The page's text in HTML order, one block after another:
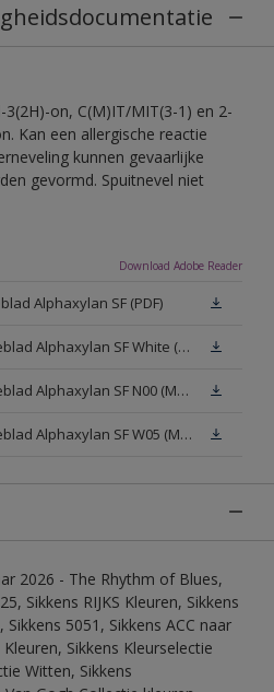
on, C(M)IT/MIT(3-1) en 2-
Kan een allergische reactie
kunnen gevaarlijke
gevormd. Spuitnevel niet
Download Adobe Reader
Alphaxylan SF (PDF)
Veiligheidsinformatieblad Alphaxylan SF White (MSDS)
Veiligheidsinformatieblad Alphaxylan SF N00 (MSDS)
Veiligheidsinformatieblad Alphaxylan SF W05 (MSDS)
2026 - The Rhythm of Blues,
Sikkens RIJKS Kleuren, Sikkens
5051, Sikkens ACC naar
Sikkens Kleurselectie
Witten, Sikkens